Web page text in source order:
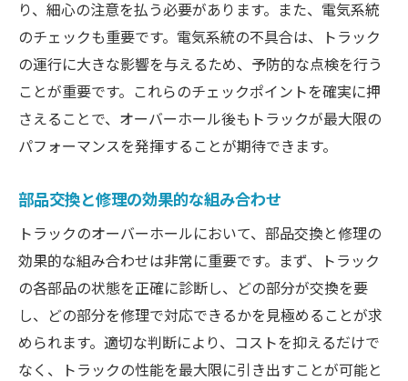
り、細心の注意を払う必要があります。また、電気系統
のチェックも重要です。電気系統の不具合は、トラック
の運行に大きな影響を与えるため、予防的な点検を行う
ことが重要です。これらのチェックポイントを確実に押
さえることで、オーバーホール後もトラックが最大限の
パフォーマンスを発揮することが期待できます。
部品交換と修理の効果的な組み合わせ
トラックのオーバーホールにおいて、部品交換と修理の
効果的な組み合わせは非常に重要です。まず、トラック
の各部品の状態を正確に診断し、どの部分が交換を要
し、どの部分を修理で対応できるかを見極めることが求
められます。適切な判断により、コストを抑えるだけで
なく、トラックの性能を最大限に引き出すことが可能と